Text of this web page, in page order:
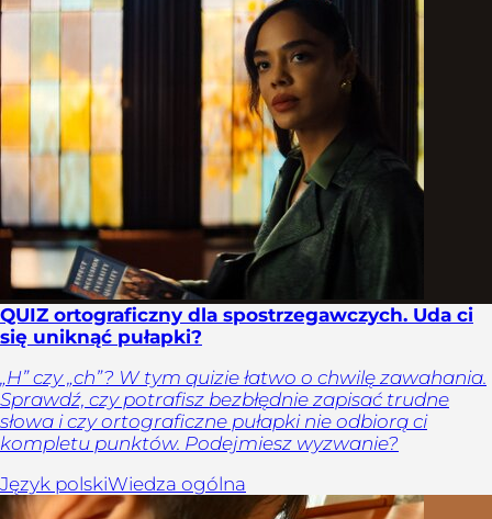
QUIZ ortograficzny dla spostrzegawczych. Uda ci
się uniknąć pułapki?
„H” czy „ch”? W tym quizie łatwo o chwilę zawahania.
Sprawdź, czy potrafisz bezbłędnie zapisać trudne
słowa i czy ortograficzne pułapki nie odbiorą ci
kompletu punktów. Podejmiesz wyzwanie?
Język polskiWiedza ogólna